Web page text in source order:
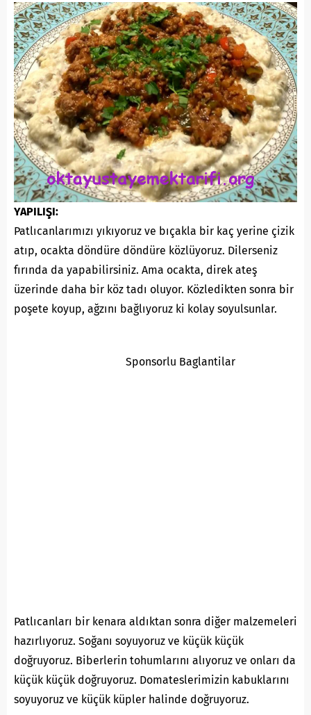
YAPILIŞI:
Patlıcanlarımızı yıkıyoruz ve bıçakla bir kaç yerine çizik
atıp, ocakta döndüre döndüre közlüyoruz. Dilerseniz
fırında da yapabilirsiniz. Ama ocakta, direk ateş
üzerinde daha bir köz tadı oluyor. Közledikten sonra bir
poşete koyup, ağzını bağlıyoruz ki kolay soyulsunlar.
Sponsorlu Baglantilar
Patlıcanları bir kenara aldıktan sonra diğer malzemeleri
hazırlıyoruz. Soğanı soyuyoruz ve küçük küçük
doğruyoruz. Biberlerin tohumlarını alıyoruz ve onları da
küçük küçük doğruyoruz. Domateslerimizin kabuklarını
soyuyoruz ve küçük küpler halinde doğruyoruz.